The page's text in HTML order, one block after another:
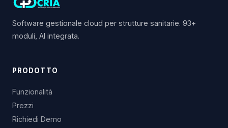
Software gestionale cloud per strutture sanitarie. 93+
moduli, AI integrata.
PRODOTTO
Funzionalità
Prezzi
Richiedi Demo